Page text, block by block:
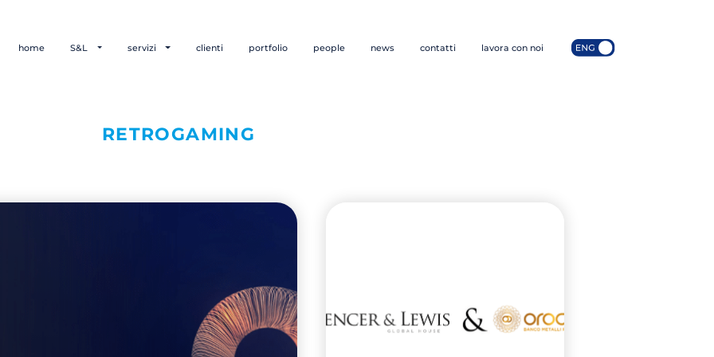
home S&L servizi clienti portfolio people news contatti lavora con noi
RETROGAMING